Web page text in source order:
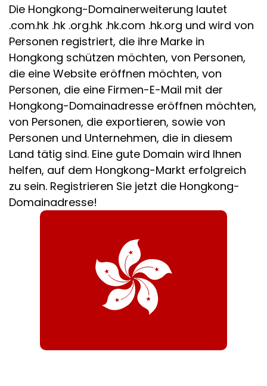
Die Hongkong-Domainerweiterung lautet
.com.hk .hk .org.hk .hk.com .hk.org und wird von
Personen registriert, die ihre Marke in
Hongkong schützen möchten, von Personen,
die eine Website eröffnen möchten, von
Personen, die eine Firmen-E-Mail mit der
Hongkong-Domainadresse eröffnen möchten,
von Personen, die exportieren, sowie von
Personen und Unternehmen, die in diesem
Land tätig sind. Eine gute Domain wird Ihnen
helfen, auf dem Hongkong-Markt erfolgreich
zu sein. Registrieren Sie jetzt die Hongkong-
Domainadresse!